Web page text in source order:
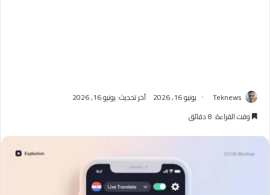
Teknews يونيو 16, 2026
آخر تحديث: يونيو 16, 2026
وقت القراءة: 8 دقائق